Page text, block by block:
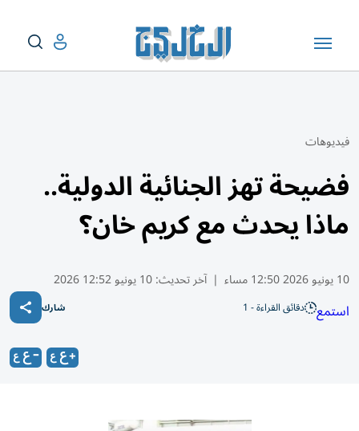
فيديوهات
فضيحة تهز الجنائية الدولية..
ماذا يحدث مع كريم خان؟
10 يونيو 2026 12:50 مساء | آخر تحديث:10 يونيو 12:52 2026
استمع دقائق القراءة - 1 شارك